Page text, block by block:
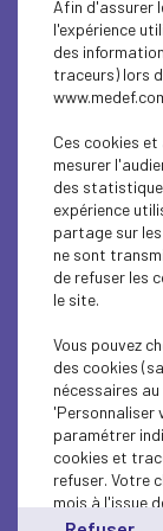
SOCIAL
CSR
PARITY-DIVERSITY
ECONOMY
ECONOMY
MEDEF LIFE
MEDEF LIFE
MEDEF LIFE
ECONOMY
Afin d'assurer
l'expérience
des
traceurs) lors
Ces cookies
mesurer
des
expérience
partage sur
ne sont
de refuser les
le site.
Vous pouvez
des cookies
nécessaires
'Personnaliser
paramétrer
cookies et
refuser. Votre
mois à l'issue
affiché..